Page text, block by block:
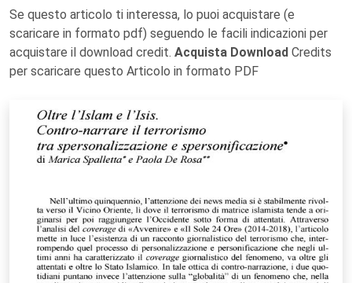
Se questo articolo ti interessa, lo puoi acquistare (e
scaricare in formato pdf) seguendo le facili indicazioni per
acquistare il download credit. Acquista Download Credits
per scaricare questo Articolo in formato PDF